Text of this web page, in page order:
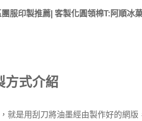
服印製推薦| 客製化圓領棉T:阿順冰
方式介紹
就是用刮刀將油墨經由製作好的網版